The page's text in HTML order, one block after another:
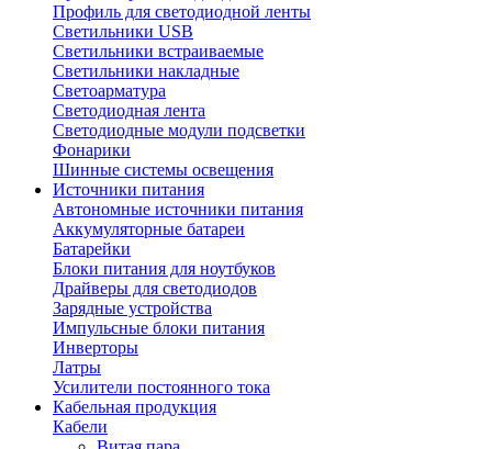
Профиль для светодиодной ленты
Светильники USB
Светильники встраиваемые
Светильники накладные
Светоарматура
Светодиодная лента
Светодиодные модули подсветки
Фонарики
Шинные системы освещения
Источники питания
Автономные источники питания
Аккумуляторные батареи
Батарейки
Блоки питания для ноутбуков
Драйверы для светодиодов
Зарядные устройства
Импульсные блоки питания
Инверторы
Латры
Усилители постоянного тока
Кабельная продукция
Кабели